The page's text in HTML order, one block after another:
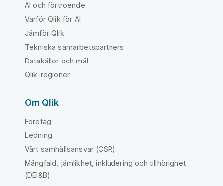
AI och förtroende
Varför Qlik för AI
Jämför Qlik
Tekniska samarbetspartners
Datakällor och mål
Qlik-regioner
Om Qlik
Företag
Ledning
Vårt samhällsansvar (CSR)
Mångfald, jämlikhet, inkludering och tillhörighet
(DEI&B)